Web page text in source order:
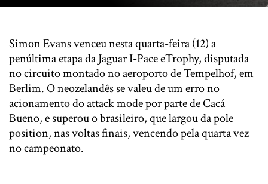
Simon Evans venceu nesta quarta-feira (12) a
penúltima etapa da Jaguar I-Pace eTrophy, disputada
no circuito montado no aeroporto de Tempelhof, em
Berlim. O neozelandês se valeu de um erro no
acionamento do attack mode por parte de Cacá
Bueno, e superou o brasileiro, que largou da pole
position, nas voltas finais, vencendo pela quarta vez
no campeonato.